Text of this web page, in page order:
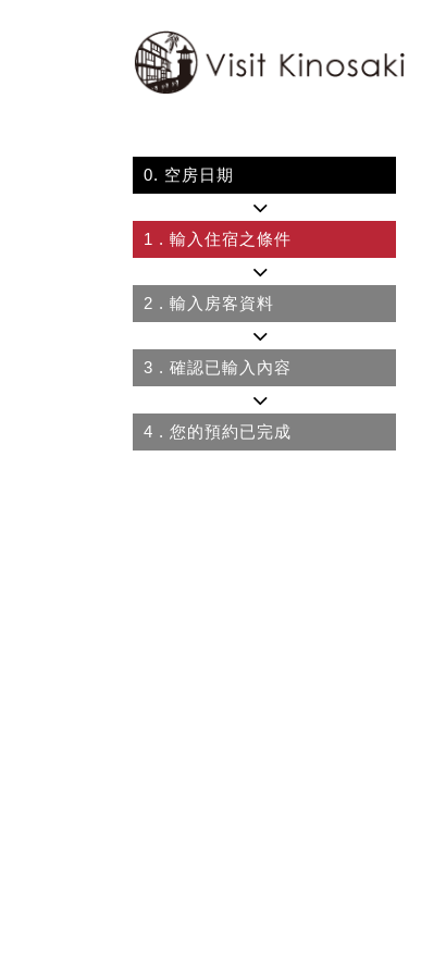
0. 空房日期
1 . 輸入住宿之條件
2 . 輸入房客資料
3 . 確認已輸入內容
4 . 您的預約已完成